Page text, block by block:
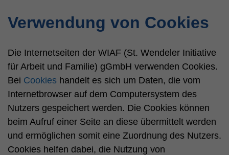
Verwendung von Cookies
Die Internetseiten der WIAF (St. Wendeler Initiative
für Arbeit und Familie) gGmbH verwenden Cookies.
Bei Cookies handelt es sich um Daten, die vom
Internetbrowser auf dem Computersystem des
Nutzers gespeichert werden. Die Cookies können
beim Aufruf einer Seite an diese übermittelt werden
und ermöglichen somit eine Zuordnung des Nutzers.
Cookies helfen dabei, die Nutzung von